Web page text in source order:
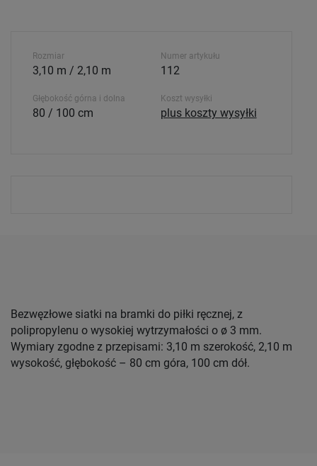
Rozmiar
3,10 m / 2,10 m
Głębokość górna i dolna
80 / 100 cm
Numer artykułu
112
Koszt wysyłki
plus koszty wysyłki
Bezwęzłowe siatki na bramki do piłki ręcznej, z
polipropylenu o wysokiej wytrzymałości o ø 3 mm.
Wymiary zgodne z przepisami: 3,10 m szerokość, 2,10 m
wysokość, głębokość – 80 cm góra, 100 cm dół.